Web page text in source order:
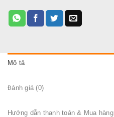
Mô tả
Đánh giá (0)
Hướng dẫn thanh toán & Mua hàng